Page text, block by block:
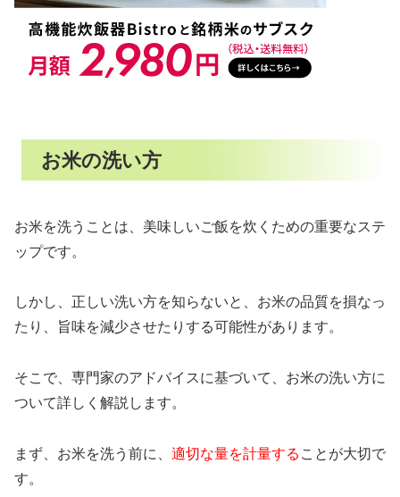
お米の洗い方
お米を洗うことは、美味しいご飯を炊くための重要なステ
ップです。
しかし、正しい洗い方を知らないと、お米の品質を損なっ
たり、旨味を減少させたりする可能性があります。
そこで、専門家のアドバイスに基づいて、お米の洗い方に
ついて詳しく解説します。
まず、お米を洗う前に、 適切な量を計量する ことが大切で
す。